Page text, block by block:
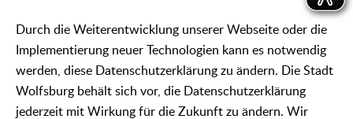
Durch die Weiterentwicklung unserer Webseite oder die
Implementierung neuer Technologien kann es notwendig
werden, diese Datenschutzerklärung zu ändern. Die Stadt
Wolfsburg behält sich vor, die Datenschutzerklärung
jederzeit mit Wirkung für die Zukunft zu ändern. Wir